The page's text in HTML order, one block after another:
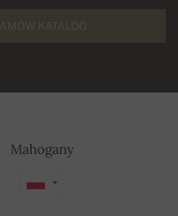
Mahogany